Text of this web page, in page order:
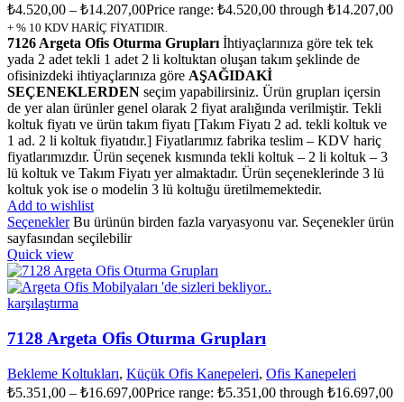
₺4.520,00 – ₺14.207,00Price range: ₺4.520,00 through ₺14.207,00
+ % 10 KDV HARİÇ FİYATIDIR.
7126 Argeta Ofis Oturma Grupları İhtiyaçlarınıza göre tek tek
yada 2 adet tekli 1 adet 2 li koltuktan oluşan takım şeklinde de
ofisinizdeki ihtiyaçlarınıza göre AŞAĞIDAKİ
SEÇENEKLERDEN seçim yapabilirsiniz. Ürün grupları içersin
de yer alan ürünler genel olarak 2 fiyat aralığında verilmiştir. Tekli
koltuk fiyatı ve ürün takım fiyatı [Takım Fiyatı 2 ad. tekli koltuk ve
1 ad. 2 li koltuk fiyatıdır.] Fiyatlarımız fabrika teslim – KDV hariç
fiyatlarımızdır. Ürün seçenek kısmında tekli koltuk – 2 li koltuk – 3
lü koltuk ve Takım Fiyatı yer almaktadır. Ürün seçeneklerinde 3 lü
koltuk yok ise o modelin 3 lü koltuğu üretilmemektedir.
Add to wishlist
Seçenekler Bu ürünün birden fazla varyasyonu var. Seçenekler ürün
sayfasından seçilebilir
Quick view
karşılaştırma
7128 Argeta Ofis Oturma Grupları
Bekleme Koltukları, Küçük Ofis Kanepeleri, Ofis Kanepeleri
₺5.351,00 – ₺16.697,00Price range: ₺5.351,00 through ₺16.697,00